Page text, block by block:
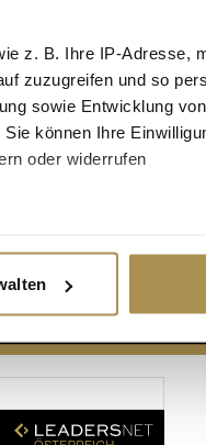
z. B. Ihre IP-Adresse,
zuzugreifen und so
sowie Entwicklung
können Ihre
oder widerrufen
werden, und legen Sie
Funktionen für soziale
weiter. Unsere